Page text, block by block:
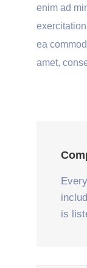
enim ad
ea
amet,
is